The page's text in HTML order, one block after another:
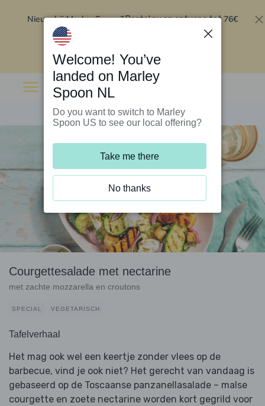
Nieuw bij Marley Spoon?Bestel nu en ontvang tot 76€
Courgettesalade met nectarine
met zachte mozzarella en croutons
SPECIAL VEGETARISCH
Tafelverhaal
Het mag ook wel een keertje zonder vlees op de
barbecue, vind je ook niet? Het gerecht van vandaag is
gebaseerd op de Toscaanse panzanellasalade – malse
courgette en zoete nectarine worden kort gegrild voor
Welcome! You’ve
landed on Marley
Spoon NL
Do you want to switch to Marley
Spoon US to see our local offering?
Take me there
No thanks